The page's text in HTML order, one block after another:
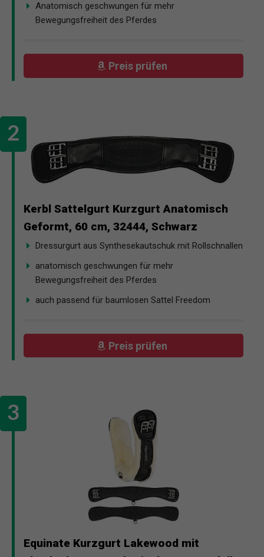
Anatomisch geschwungen für mehr
Bewegungsfreiheit des Pferdes
Preis prüfen
Kerbl Sattelgurt Kurzgurt Anatomisch
Geformt, 60 cm, 32444, Schwarz
Dressurgurt aus Synthesekautschuk mit Rollschnallen
anatomisch geschwungen für mehr
Bewegungsfreiheit des Pferdes
auch passend für baumlosen Sattel Freedom
Preis prüfen
Equinate Kurzgurt Lakewood mit